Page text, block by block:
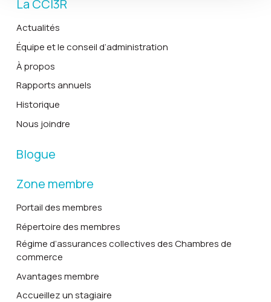
La CCI3R
Actualités
Équipe et le conseil d’administration
À propos
Rapports annuels
Historique
Nous joindre
Blogue
Zone membre
Portail des membres
Répertoire des membres
Régime d’assurances collectives des Chambres de
commerce
Avantages membre
Accueillez un stagiaire